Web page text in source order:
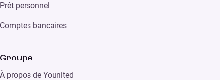
Prêt personnel
Comptes bancaires
Groupe
À propos de Younited